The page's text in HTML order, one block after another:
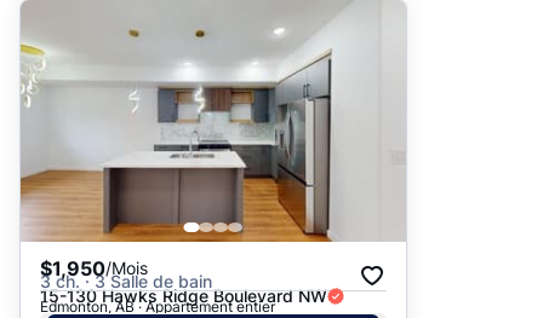
Date: les plus récents d’abord
Date: les plus anciens d’abord
Prix - $ à $$$
$1,950/Mois
3 ch. · 3 Salle de bain
15-130 Hawks Ridge Boulevard NW
Edmonton, AB · Appartement entier